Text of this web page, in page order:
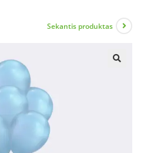
Sekantis produktas